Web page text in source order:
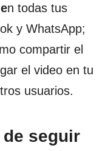
n todas tus
y WhatsApp;
compartir el
el video en tu
usuarios.
seguir